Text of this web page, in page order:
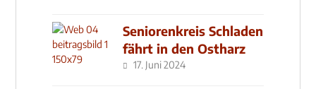
Seniorenkreis Schladen
fährt in den Ostharz
17. Juni 2024